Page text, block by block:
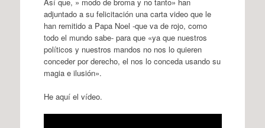
adjuntado a su felicitación una carta video que le
han remitido a Papa Noel -que va de rojo, como
todo el mundo sabe- para que «ya que nuestros
políticos y nuestros mandos no nos lo quieren
conceder por derecho, el nos lo conceda usando su
magia e ilusión».
He aquí el vídeo.